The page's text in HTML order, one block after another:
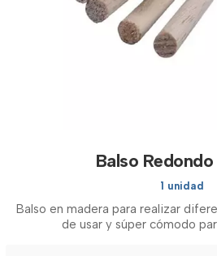
Balso
1 unidad
Balso en madera para realizar
de usar y súper cómodo